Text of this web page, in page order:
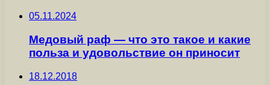
05.11.2024
Медовый раф — что это такое и какие
польза и удовольствие он приносит
18.12.2018